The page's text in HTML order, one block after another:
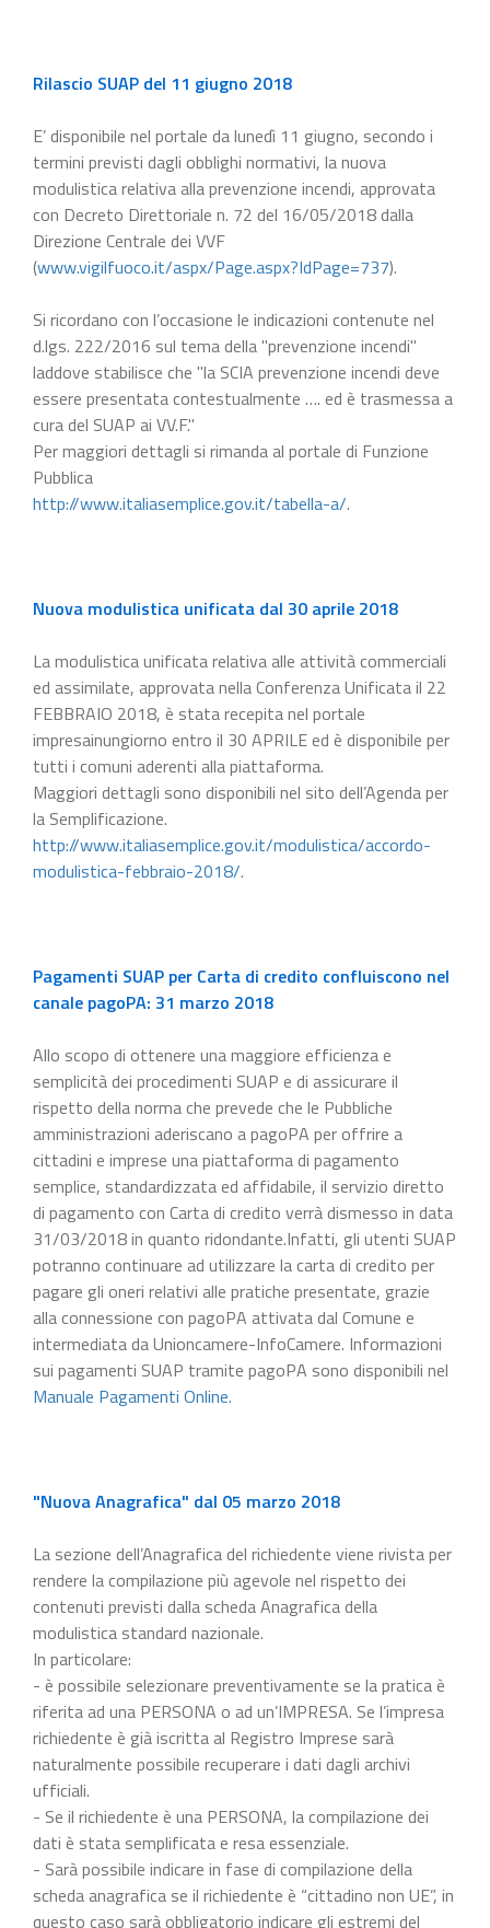
Rilascio SUAP del 11 giugno 2018
E’ disponibile nel portale da lunedì 11 giugno, secondo i
termini previsti dagli obblighi normativi, la nuova
modulistica relativa alla prevenzione incendi, approvata
con Decreto Direttoriale n. 72 del 16/05/2018 dalla
Direzione Centrale dei VVF
(www.vigilfuoco.it/aspx/Page.aspx?IdPage=737).
Si ricordano con l’occasione le indicazioni contenute nel
d.lgs. 222/2016 sul tema della "prevenzione incendi"
laddove stabilisce che "la SCIA prevenzione incendi deve
essere presentata contestualmente …. ed è trasmessa a
cura del SUAP ai VV.F."
Per maggiori dettagli si rimanda al portale di Funzione
Pubblica
http://www.italiasemplice.gov.it/tabella-a/.
Nuova modulistica unificata dal 30 aprile 2018
La modulistica unificata relativa alle attività commerciali
ed assimilate, approvata nella Conferenza Unificata il 22
FEBBRAIO 2018, è stata recepita nel portale
impresainungiorno entro il 30 APRILE ed è disponibile per
tutti i comuni aderenti alla piattaforma.
Maggiori dettagli sono disponibili nel sito dell’Agenda per
la Semplificazione.
http://www.italiasemplice.gov.it/modulistica/accordo-
modulistica-febbraio-2018/.
Pagamenti SUAP per Carta di credito confluiscono nel
canale pagoPA: 31 marzo 2018
Allo scopo di ottenere una maggiore efficienza e
semplicità dei procedimenti SUAP e di assicurare il
rispetto della norma che prevede che le Pubbliche
amministrazioni aderiscano a pagoPA per offrire a
cittadini e imprese una piattaforma di pagamento
semplice, standardizzata ed affidabile, il servizio diretto
di pagamento con Carta di credito verrà dismesso in data
31/03/2018 in quanto ridondante.Infatti, gli utenti SUAP
potranno continuare ad utilizzare la carta di credito per
pagare gli oneri relativi alle pratiche presentate, grazie
alla connessione con pagoPA attivata dal Comune e
intermediata da Unioncamere-InfoCamere. Informazioni
sui pagamenti SUAP tramite pagoPA sono disponibili nel
Manuale Pagamenti Online.
"Nuova Anagrafica" dal 05 marzo 2018
La sezione dell’Anagrafica del richiedente viene rivista per
rendere la compilazione più agevole nel rispetto dei
contenuti previsti dalla scheda Anagrafica della
modulistica standard nazionale.
In particolare:
- è possibile selezionare preventivamente se la pratica è
riferita ad una PERSONA o ad un’IMPRESA. Se l’impresa
richiedente è già iscritta al Registro Imprese sarà
naturalmente possibile recuperare i dati dagli archivi
ufficiali.
- Se il richiedente è una PERSONA, la compilazione dei
dati è stata semplificata e resa essenziale.
- Sarà possibile indicare in fase di compilazione della
scheda anagrafica se il richiedente è “cittadino non UE”, in
questo caso sarà obbligatorio indicare gli estremi del